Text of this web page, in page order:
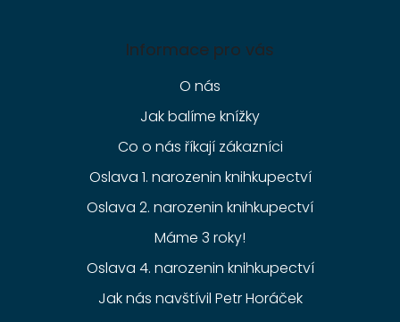
Informace pro vás
O nás
Jak balíme knížky
Co o nás říkají zákazníci
Oslava 1. narozenin knihkupectví
Oslava 2. narozenin knihkupectví
Máme 3 roky!
Oslava 4. narozenin knihkupectví
Jak nás navštívil Petr Horáček